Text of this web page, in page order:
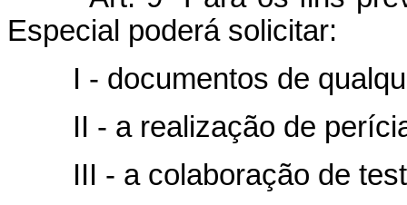
Especial poderá solicitar:
I - documentos de
II - a realização de
III - a colaboração de